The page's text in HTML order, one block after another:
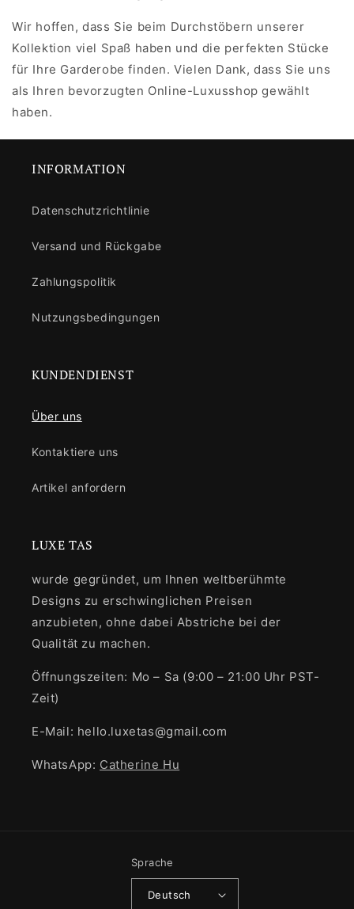
Wir hoffen, dass Sie beim Durchstöbern unserer
Kollektion viel Spaß haben und die perfekten Stücke
für Ihre Garderobe finden. Vielen Dank, dass Sie uns
als Ihren bevorzugten Online-Luxusshop gewählt
haben.
INFORMATION
Datenschutzrichtlinie
Versand und Rückgabe
Zahlungspolitik
Nutzungsbedingungen
KUNDENDIENST
Über uns
Kontaktiere uns
Artikel anfordern
LUXE TAS
wurde gegründet, um Ihnen weltberühmte
Designs zu erschwinglichen Preisen
anzubieten, ohne dabei Abstriche bei der
Qualität zu machen.
Öffnungszeiten: Mo – Sa (9:00 – 21:00 Uhr PST-
Zeit)
E-Mail: hello.luxetas@gmail.com
WhatsApp: Catherine Hu
Sprache
Deutsch